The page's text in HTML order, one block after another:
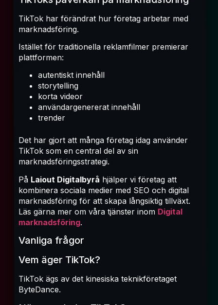
TikTok har förändrat hur företag arbetar med
marknadsföring.
Istället för traditionella reklamfilmer premierar
plattformen:
autentiskt innehåll
storytelling
korta videor
användargenererat innehåll
trender
Det har gjort att många företag idag använder
TikTok som en central del av sin
marknadsföringsstrategi.
På Laiout Digitalbyrå hjälper vi företag att
kombinera sociala medier med SEO och digital
marknadsföring för att skapa långsiktig tillväxt.
Läs gärna mer om våra tjänster inom Digital
marknadsföring.
Vanliga frågor
Vem äger TikTok?
TikTok ägs av det kinesiska teknikföretaget
ByteDance.